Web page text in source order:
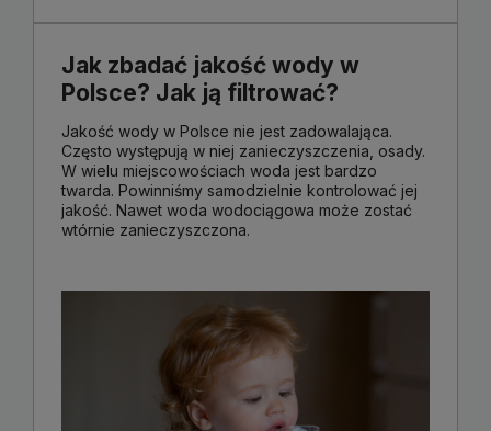
Jak zbadać jakość wody w
Polsce? Jak ją filtrować?
Jakość wody w Polsce nie jest zadowalająca.
Często występują w niej zanieczyszczenia, osady.
W wielu miejscowościach woda jest bardzo
twarda. Powinniśmy samodzielnie kontrolować jej
jakość. Nawet woda wodociągowa może zostać
wtórnie zanieczyszczona.